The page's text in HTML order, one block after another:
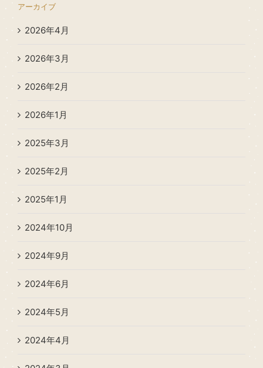
アーカイブ
2026年4月
2026年3月
2026年2月
2026年1月
2025年3月
2025年2月
2025年1月
2024年10月
2024年9月
2024年6月
2024年5月
2024年4月